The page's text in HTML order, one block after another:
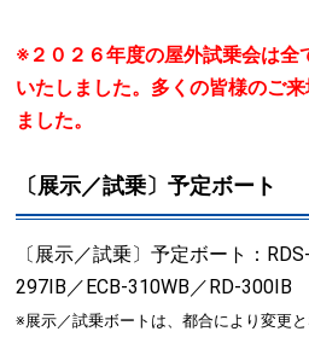
※２０２６年度の屋外試乗会は全
いたしました。多くの皆様のご
ました。
〔展示／試乗〕予定ボート
〔展示／試乗〕予定ボート：
297IB／ECB-310WB／RD-300IB
※展示／試乗ボートは、都合により変更